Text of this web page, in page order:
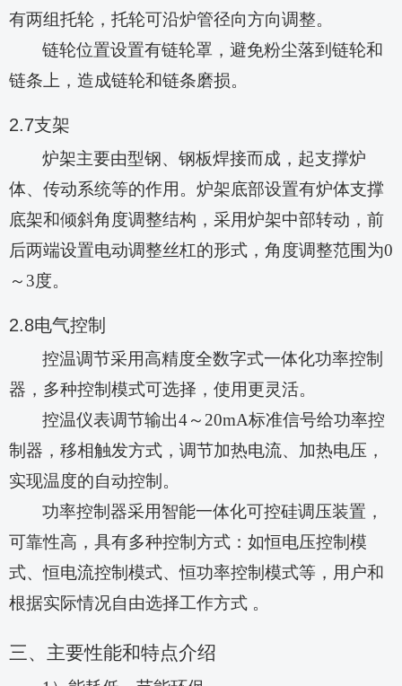
有两组托轮，托轮可沿炉管径向方向调整。
链轮位置设置有链轮罩，避免粉尘落到链轮和
链条上，造成链轮和链条磨损。
2.7支架
炉架主要由型钢、钢板焊接而成，起支撑炉
体、传动系统等的作用。炉架底部设置有炉体支撑
底架和倾斜角度调整结构，采用炉架中部转动，前
后两端设置电动调整丝杠的形式，角度调整范围为0
～ 3度。
2.8电气控制
控温调节采用高精度全数字式一体化功率控制
器，多种控制模式可选择，使用更灵活。
控温仪表调节输出4～20mA标准信号给功率控
制器，移相触发方式，调节加热电流、加热电压，
实现温度的自动控制。
功率控制器采用智能一体化可控硅调压装置，
可靠性高，具有多种控制方式：如恒电压控制模
式、恒电流控制模式、恒功率控制模式等，用户和
根据实际情况自由选择工作方式 。
三、主要性能和特点介绍